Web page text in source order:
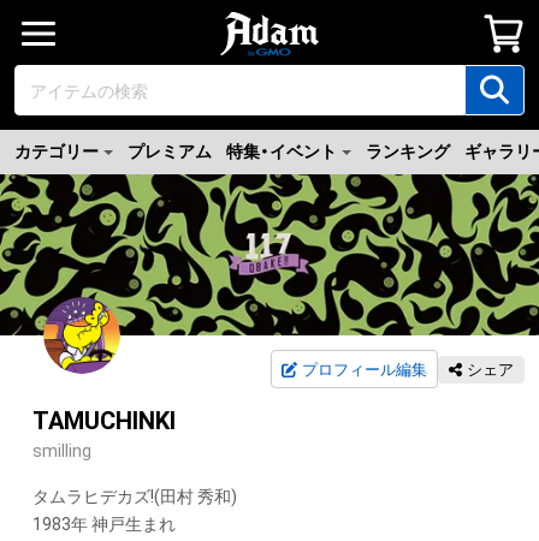
カテゴリー プレミアム 特集・イベント ランキング ギャラリ
プロフィール編集 シェア
TAMUCHINKI
smilling
タムラヒデカズ!(田村 秀和)
1983年 神戸生まれ